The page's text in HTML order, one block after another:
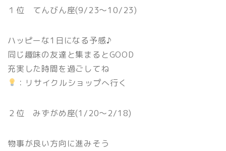
１位 てんびん座(9/23〜10/23)
ハッピーな1日になる予感♪
同じ趣味の友達と集まるとGOOD
充実した時間を過ごしてね
：リサイクルショップへ行く
２位 みずがめ座(1/20〜2/18)
物事が良い方向に進みそう